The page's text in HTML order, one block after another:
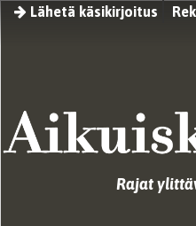
Lähetä käsikirjoitus
Rajat